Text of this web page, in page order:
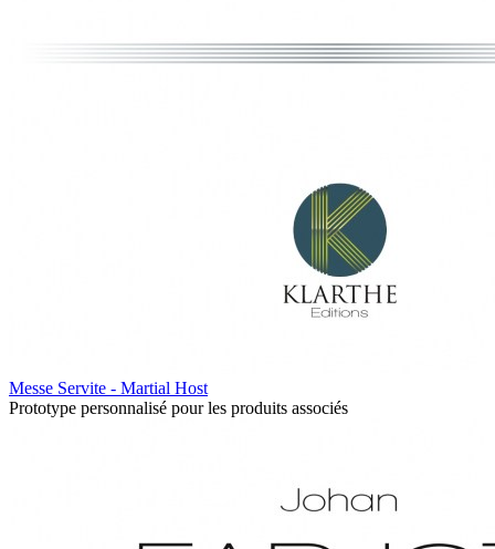
Messe Servite - Martial Host
Prototype personnalisé pour les produits associés